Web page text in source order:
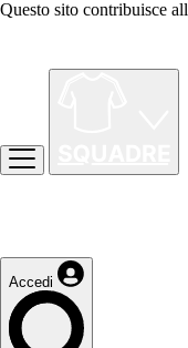
Questo sito contribuisce
Accedi